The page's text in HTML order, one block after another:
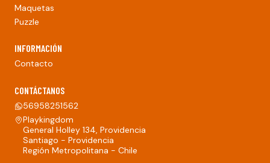
Maquetas
Puzzle
INFORMACIÓN
Contacto
CONTÁCTANOS
56958251562
Playkingdom
General Holley 134, Providencia
Santiago - Providencia
Región Metropolitana - Chile